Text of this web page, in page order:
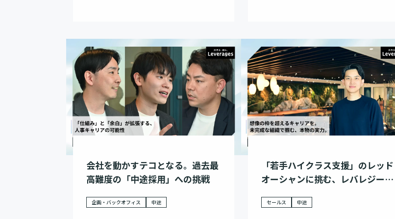
会社を動かすテコとなる。過去最
高難度の「中途採用」への挑戦
企画・バックオフィス 中途
「若手ハイクラス支援」のレッド
オーシャンに挑む、レバレジーズ
セールス 中途